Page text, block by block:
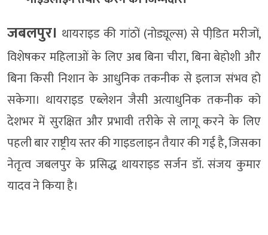
जबलपुर। थायराइड की गांठों (नोड्यूल्स) से पीडि़त मरीजों,
विशेषकर महिलाओं के लिए अब बिना चीरा, बिना बेहोशी और
बिना किसी निशान के आधुनिक तकनीक से इलाज संभव हो
सकेगा। थायराइड एब्लेशन जैसी अत्याधुनिक तकनीक को
देशभर में सुरक्षित और प्रभावी तरीके से लागू करने के लिए
पहली बार राष्ट्रीय स्तर की गाइडलाइन तैयार की गई है, जिसका
नेतृत्व जबलपुर के प्रसिद्ध थायराइड सर्जन डॉ. संजय कुमार
यादव ने किया है।